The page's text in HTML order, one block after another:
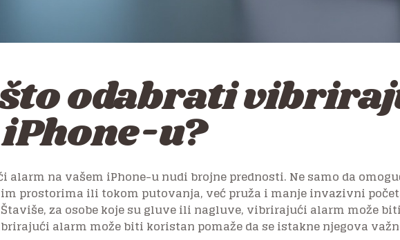
odabrati
u?
alarm na vašem iPhone-u nudi brojne prednosti. Ne samo da
prostorima ili tokom putovanja, već pruža i manje invazivni
za osobe koje su gluve ili nagluve, vibrirajući alarm može
alarm može biti koristan pomaže da se istakne njegova